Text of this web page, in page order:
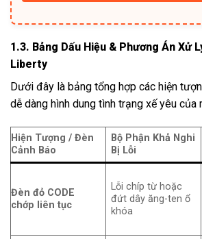
1.3. Bảng Dấu Hiệu & Phương Án Xử
Liberty
Dưới đây là bảng tổng hợp các hiện
dễ dàng hình dung tình trạng xế yêu của
Hiện Tượng / Đèn
Cảnh Báo
Bộ Phận Khả Nghi
Bị Lỗi
Đèn đỏ CODE
chớp liên tục
Lỗi chíp từ hoặc
đứt dây ăng-ten ổ
khóa